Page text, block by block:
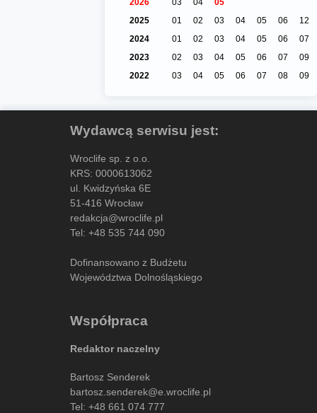
2025
01 02 03 04 05 06
12
2024
01 02 03 04 05 06
07
2023
02 03 04 05 06 07
09
2022
03 04 05 06 07 08 09
Wydawcą serwisu jest:
Wroclife sp. z o.o.
KRS: 0000613062
ul. Kwidzyńska 6E
51-416 Wrocław
redakcja@wroclife.pl
Tel: +48 535 744 090
Dofinansowano z Budżetu
Województwa Dolnośląskiego
Współpraca
Redaktor naczelny
Bartosz Senderek
bartosz.senderek@e.wroclife.pl
Tel: +48 661 074 777